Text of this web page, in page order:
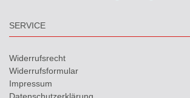
SERVICE
Widerrufs­recht
Widerrufs­formular
Impressum